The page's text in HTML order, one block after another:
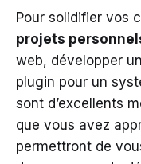
Pour solidifier vos
projets
web, développer
plugin pour un
sont d’excellents
que vous avez
permettront de